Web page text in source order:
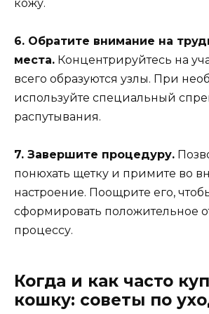
кожу.
6. Обратите внимание на
места. Концентрируйтесь на
всего образуются узлы. При
используйте специальный
распутывания.
7. Завершите процедуру.
понюхать щетку и примите во
настроение. Поощрите его,
сформировать положительное
процессу.
Когда и как часто
кошку: советы по